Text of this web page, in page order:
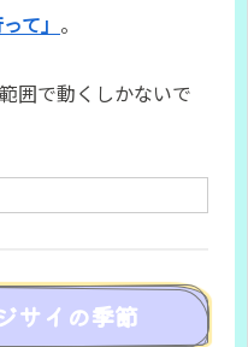
て」 。
囲で動くしかないで
サイの季節